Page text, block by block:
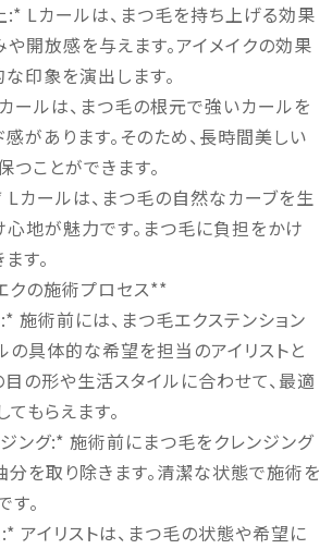
Lカールは、まつ毛を持ち上げる効果
開放感を与えます。アイメイクの効果
印象を演出します。
ールは、まつ毛の根元で強いカールを
があります。そのため、長時間美しい
ことができます。
カールは、まつ毛の自然なカーブを生
心地が魅力です。まつ毛に負担をかけ
す。
クの施術プロセス**
施術前には、まつ毛エクステンション
の具体的な希望を担当のアイリストと
目の形や生活スタイルに合わせて、最適
もらえます。
ング:* 施術前にまつ毛をクレンジング
分を取り除きます。清潔な状態で施術を
。
アイリストは、まつ毛の状態や希望に